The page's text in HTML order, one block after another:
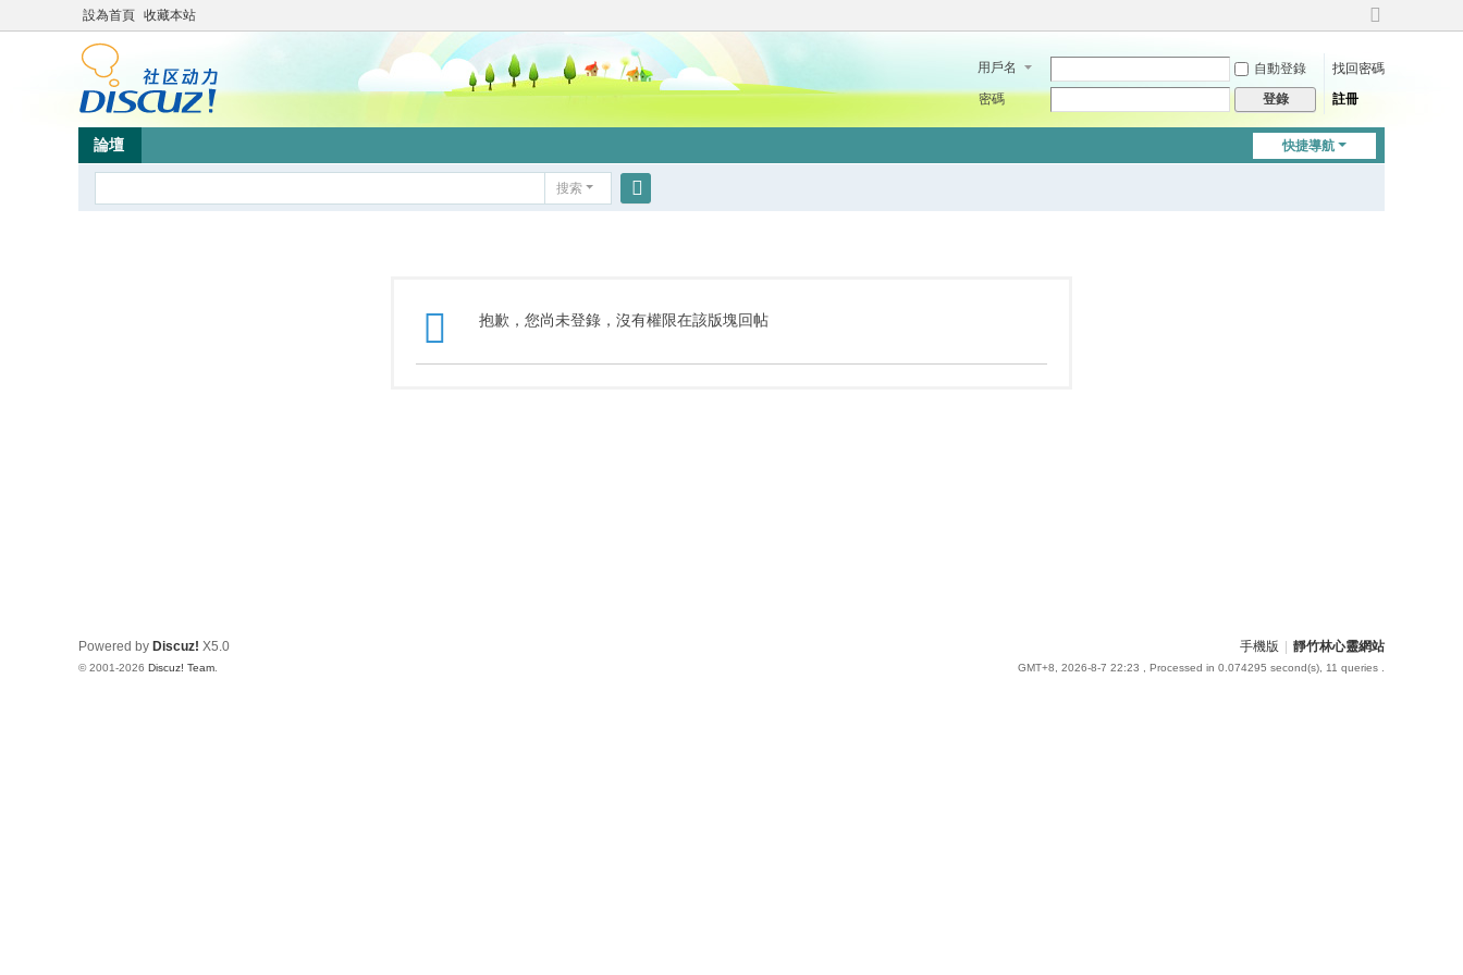
設為首頁 收藏本站
切
到
用戶名 自動登錄
找回密碼
密碼
登錄 註冊
快捷導航
論壇
搜索
抱歉，您尚未登錄，沒有權限在該版塊回帖
手機版 靜竹林心靈網站
GMT+8, 2026-8-7 22:23 , Processed in 0.074295 second(s), 11 queries .
Powered by Discuz! X5.0
© 2001-2026 Discuz! Team